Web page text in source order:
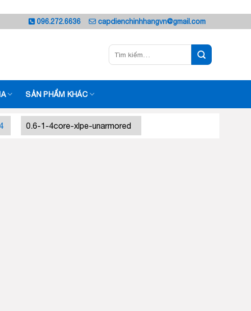
096.272.6636 capdienchinhhangvn@gmail.com
Tìm
kiếm:
SẢN PHẨM KHÁC
0.6-1-4core-xlpe-unarmored